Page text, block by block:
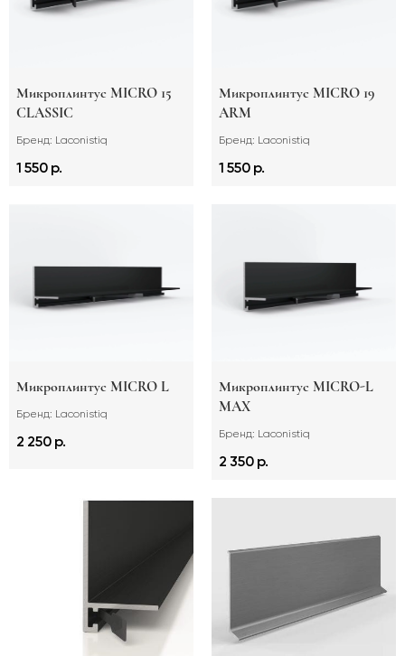
Микроплинтус MICRO 15
CLASSIC
Бренд: Laconistiq
1 550 р.
Микроплинтус MICRO 19
ARM
Бренд: Laconistiq
1 550 р.
Микроплинтус MICRO L
Бренд: Laconistiq
2 250 р.
Микроплинтус MICRO-L
MAX
Бренд: Laconistiq
2 350 р.